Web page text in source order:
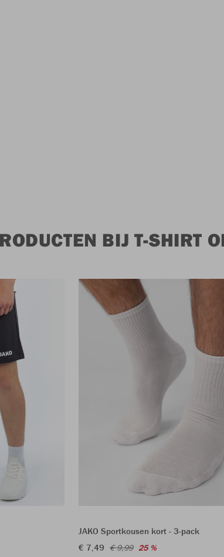
BIJ T-SHIRT
JAKO Sportkousen kort - 3-pack
€ 7,49 € 9,99 25 %